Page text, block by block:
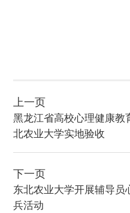
上一页
黑龙江省高校心理健康教
北农业大学实地验收
下一页
东北农业大学开展辅导
兵活动